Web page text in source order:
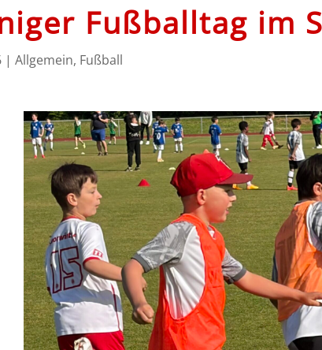
Fußballtag im
|Allgemein, Fußball